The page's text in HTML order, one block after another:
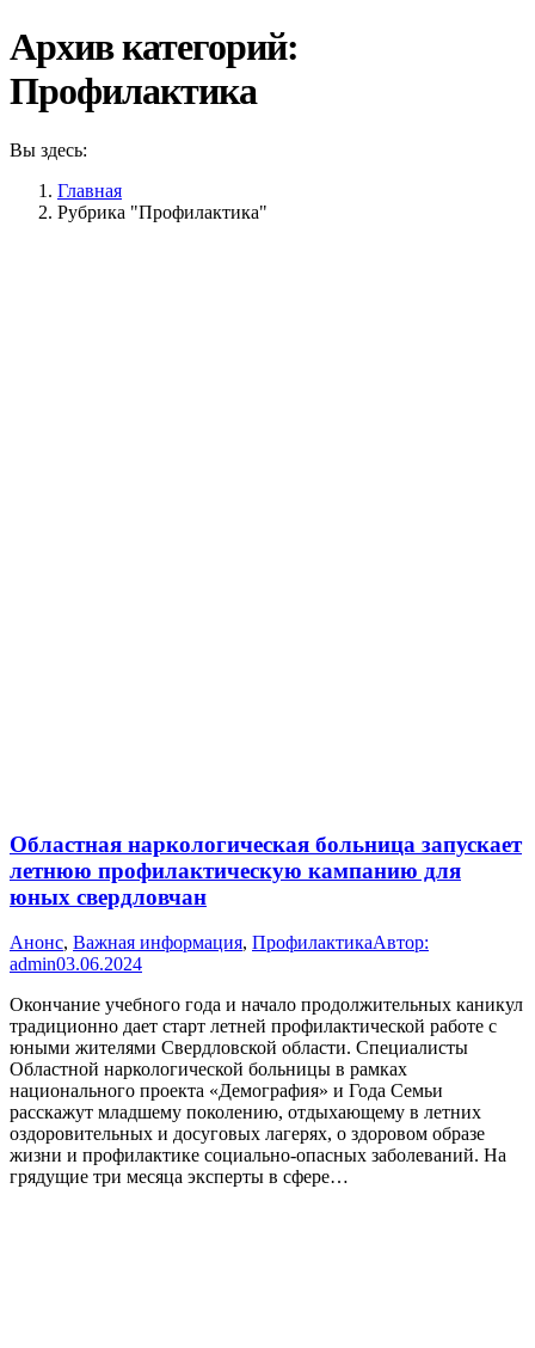
Архив категорий:
Профилактика
Вы здесь:
Главная
Рубрика "Профилактика"
Областная наркологическая больница запускает
летнюю профилактическую кампанию для
юных свердловчан
Анонс, Важная информация, ПрофилактикаАвтор:
admin03.06.2024
Окончание учебного года и начало продолжительных каникул
традиционно дает старт летней профилактической работе с
юными жителями Свердловской области. Специалисты
Областной наркологической больницы в рамках
национального проекта «Демография» и Года Семьи
расскажут младшему поколению, отдыхающему в летних
оздоровительных и досуговых лагерях, о здоровом образе
жизни и профилактике социально-опасных заболеваний. На
грядущие три месяца эксперты в сфере…